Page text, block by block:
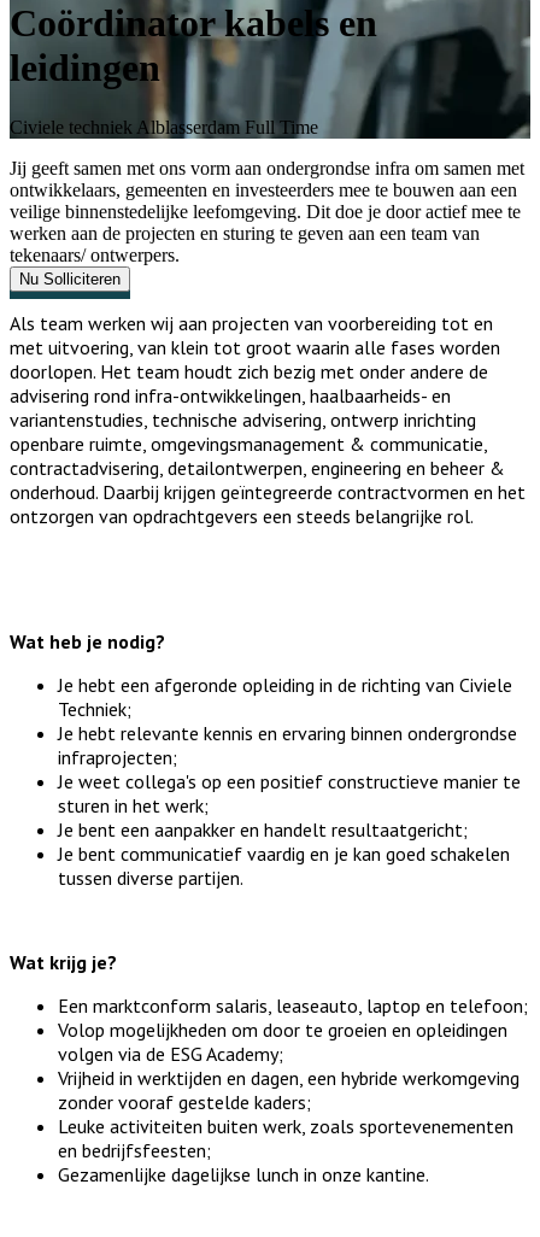
Coördinator kabels en
leidingen
Civiele techniek Alblasserdam Full Time
Jij geeft samen met ons vorm aan ondergrondse infra om samen met
ontwikkelaars, gemeenten en investeerders mee te bouwen aan een
veilige binnenstedelijke leefomgeving. Dit doe je door actief mee te
werken aan de projecten en sturing te geven aan een team van
tekenaars/ ontwerpers.
Nu Solliciteren
Als team werken wij aan projecten van voorbereiding tot en
met uitvoering, van klein tot groot waarin alle fases worden
doorlopen. Het team houdt zich bezig met onder andere de
advisering rond infra-ontwikkelingen, haalbaarheids- en
variantenstudies, technische advisering, ontwerp inrichting
openbare ruimte, omgevingsmanagement & communicatie,
contractadvisering, detailontwerpen, engineering en beheer &
onderhoud. Daarbij krijgen geïntegreerde contractvormen en het
ontzorgen van opdrachtgevers een steeds belangrijke rol.
Wat heb je nodig?
Je hebt een afgeronde opleiding in de richting van Civiele
Techniek;
Je hebt relevante kennis en ervaring binnen ondergrondse
infraprojecten;
Je weet collega's op een positief constructieve manier te
sturen in het werk;
Je bent een aanpakker en handelt resultaatgericht;
Je bent communicatief vaardig en je kan goed schakelen
tussen diverse partijen.
Wat krijg je?
Een marktconform salaris, leaseauto, laptop en telefoon;
Volop mogelijkheden om door te groeien en opleidingen
volgen via de ESG Academy;
Vrijheid in werktijden en dagen, een hybride werkomgeving
zonder vooraf gestelde kaders;
Leuke activiteiten buiten werk, zoals sportevenementen
en bedrijfsfeesten;
Gezamenlijke dagelijkse lunch in onze kantine.